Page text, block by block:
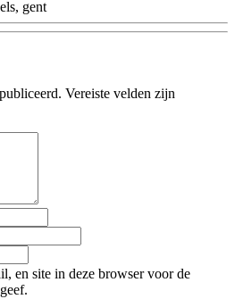
Vereiste velden zijn
en site in deze browser voor de